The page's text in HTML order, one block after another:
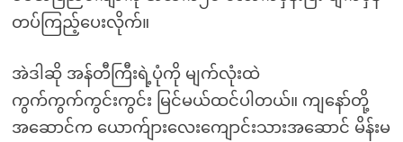
တပ်ကြည့်ပေးလိုက်။
အဲဒါဆို အန်တီကြီးရဲ့ပုံကို မျက်လုံးထဲ
ကွက်ကွက်ကွင်းကွင်း မြင်မယ်ထင်ပါတယ်။ ကျနော်တို့
အဆောင်က ယောက်ျားလေးကျောင်းသားအဆောင် မိန်းမ